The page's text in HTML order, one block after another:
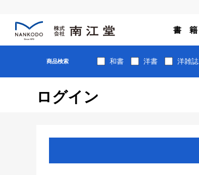
書 籍
商品検索 和書 洋書 洋雑誌
ログイン